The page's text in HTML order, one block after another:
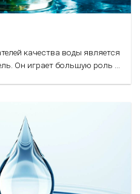
качества воды является
Он играет большую роль ...